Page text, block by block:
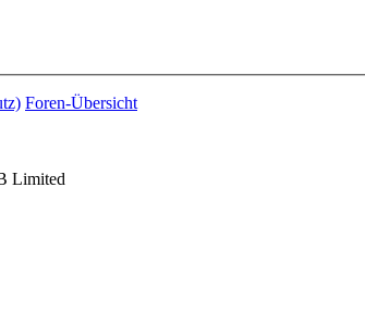
Foren-Übersicht
Limited